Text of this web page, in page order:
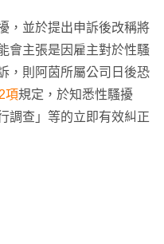
，並於提出申訴後改稱將
會主張是因雇主對於性騷
，則阿茵所屬公司日後恐
項規定，於知悉性騷擾
調查」等的立即有效糾正